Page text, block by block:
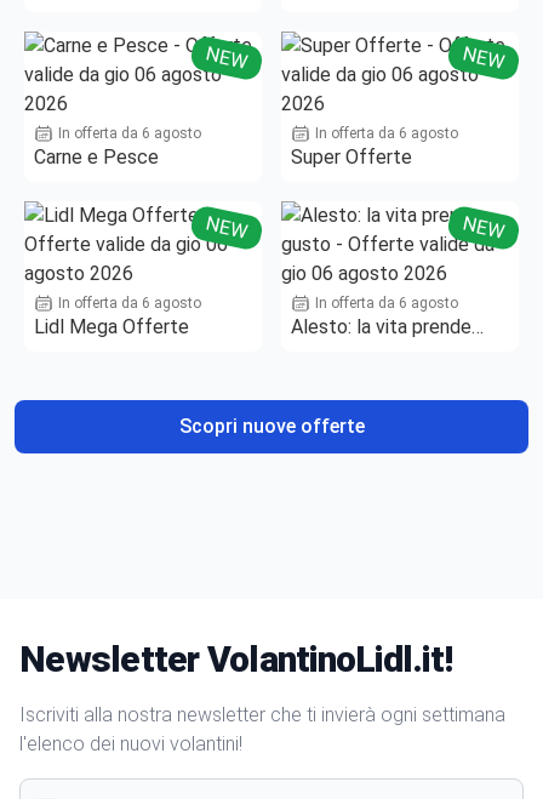
NEW
In offerta da 6 agosto
Carne e Pesce
NEW
In offerta da 6 agosto
Super Offerte
NEW
In offerta da 6 agosto
Lidl Mega Offerte
NEW
In offerta da 6 agosto
Alesto: la vita prende
Scopri nuove offerte
Newsletter VolantinoLidl.it!
Iscriviti alla nostra newsletter che ti invierà ogni settimana
l'elenco dei nuovi volantini!